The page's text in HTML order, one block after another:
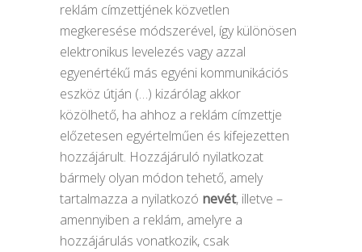
reklám címzettjének közvetlen
megkeresése módszerével, így különösen
elektronikus levelezés vagy azzal
egyenértékű más egyéni kommunikációs
eszköz útján (…) kizárólag akkor
közölhető, ha ahhoz a reklám címzettje
előzetesen egyértelműen és kifejezetten
hozzájárult. Hozzájáruló nyilatkozat
bármely olyan módon tehető, amely
tartalmazza a nyilatkozó nevét, illetve –
amennyiben a reklám, amelyre a
hozzájárulás vonatkozik, csak